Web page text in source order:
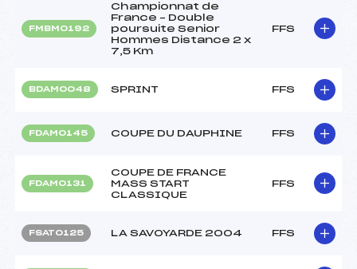
FMBM0192
Championnat de
France – Double
poursuite Senior
Hommes Distance 2 x
7,5 Km
FFS
BDAM0048 SPRINT FFS
FDAM0145 COUPE DU DAUPHINE FFS
FDAM0131
COUPE DE FRANCE
MASS START
CLASSIQUE
FFS
FSAT0125 LA SAVOYARDE 2004 FFS